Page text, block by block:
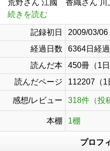
荒野さん 江國 香織さん
続きを読む
記録初日
2009/03/06
経過日数
6364日経過
読んだ本
450冊（1
読んだページ
112207（1
感想/レビュー 318件（投
本棚 1棚
プロフ